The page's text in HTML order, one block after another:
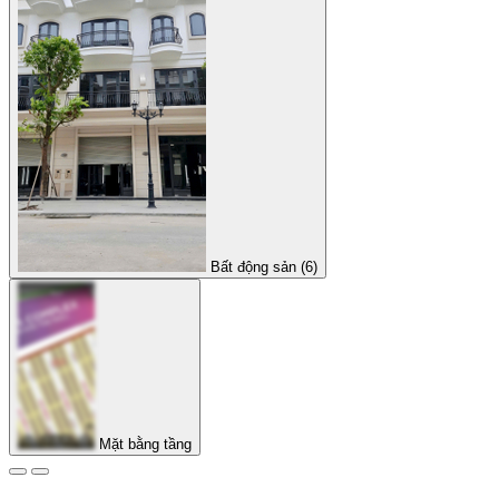
Bất động sản (6)
Mặt bằng tầng